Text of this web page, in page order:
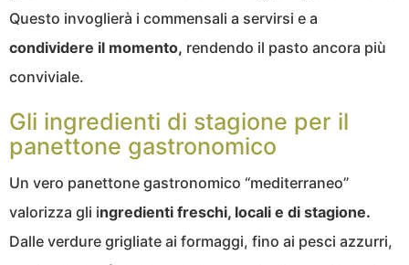
Questo invoglierà i commensali a servirsi e a
condividere il momento, rendendo il pasto ancora più
conviviale.
Gli ingredienti di stagione per il
panettone gastronomico
Un vero panettone gastronomico “mediterraneo”
valorizza gli ingredienti freschi, locali e di stagione.
Dalle verdure grigliate ai formaggi, fino ai pesci azzurri,